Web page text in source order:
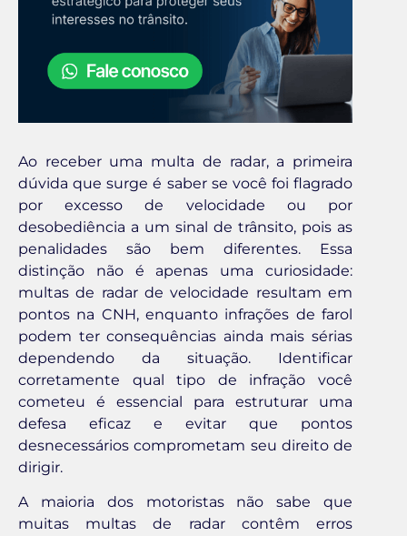
Ao receber uma multa de radar, a primeira
dúvida que surge é saber se você foi flagrado
por excesso de velocidade ou por
desobediência a um sinal de trânsito, pois as
penalidades são bem diferentes. Essa
distinção não é apenas uma curiosidade:
multas de radar de velocidade resultam em
pontos na CNH, enquanto infrações de farol
podem ter consequências ainda mais sérias
dependendo da situação. Identificar
corretamente qual tipo de infração você
cometeu é essencial para estruturar uma
defesa eficaz e evitar que pontos
desnecessários comprometam seu direito de
dirigir.
A maioria dos motoristas não sabe que
muitas multas de radar contêm erros